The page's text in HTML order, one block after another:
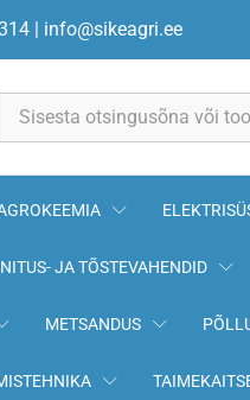
| info@sikeagri.ee
JA TÕSTEVAHENDID
METSANDUS